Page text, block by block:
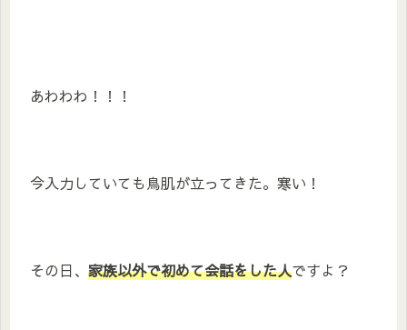
あわわわ！！！
今入力していても鳥肌が立ってきた。寒い！
その日、 家族以外で初めて会話をした人ですよ？